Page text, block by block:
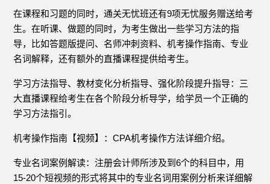
在课程和习题的同时，通关无忧班还有9项无忧服务赠送给考
生。在听课、做题的同时，为考生做出一些学习方法的指
导，比如答题版提问、名师冲刺资料、机考操作指南、专业
名词解释，还有额外的直播课程提供给考生。
学习方法指导、教材变化分析指导、强化阶段提升指导：三
大直播课程给考生在各个阶段分析导学，给学员一个正确的
学习方法指引。
机考操作指南【视频】：CPA机考操作方法详细介绍。
专业名词案例解读：注册会计师所涉及到6个的科目中，用
15-20个短视频的形式将其中的专业名词用案例分析来详细解